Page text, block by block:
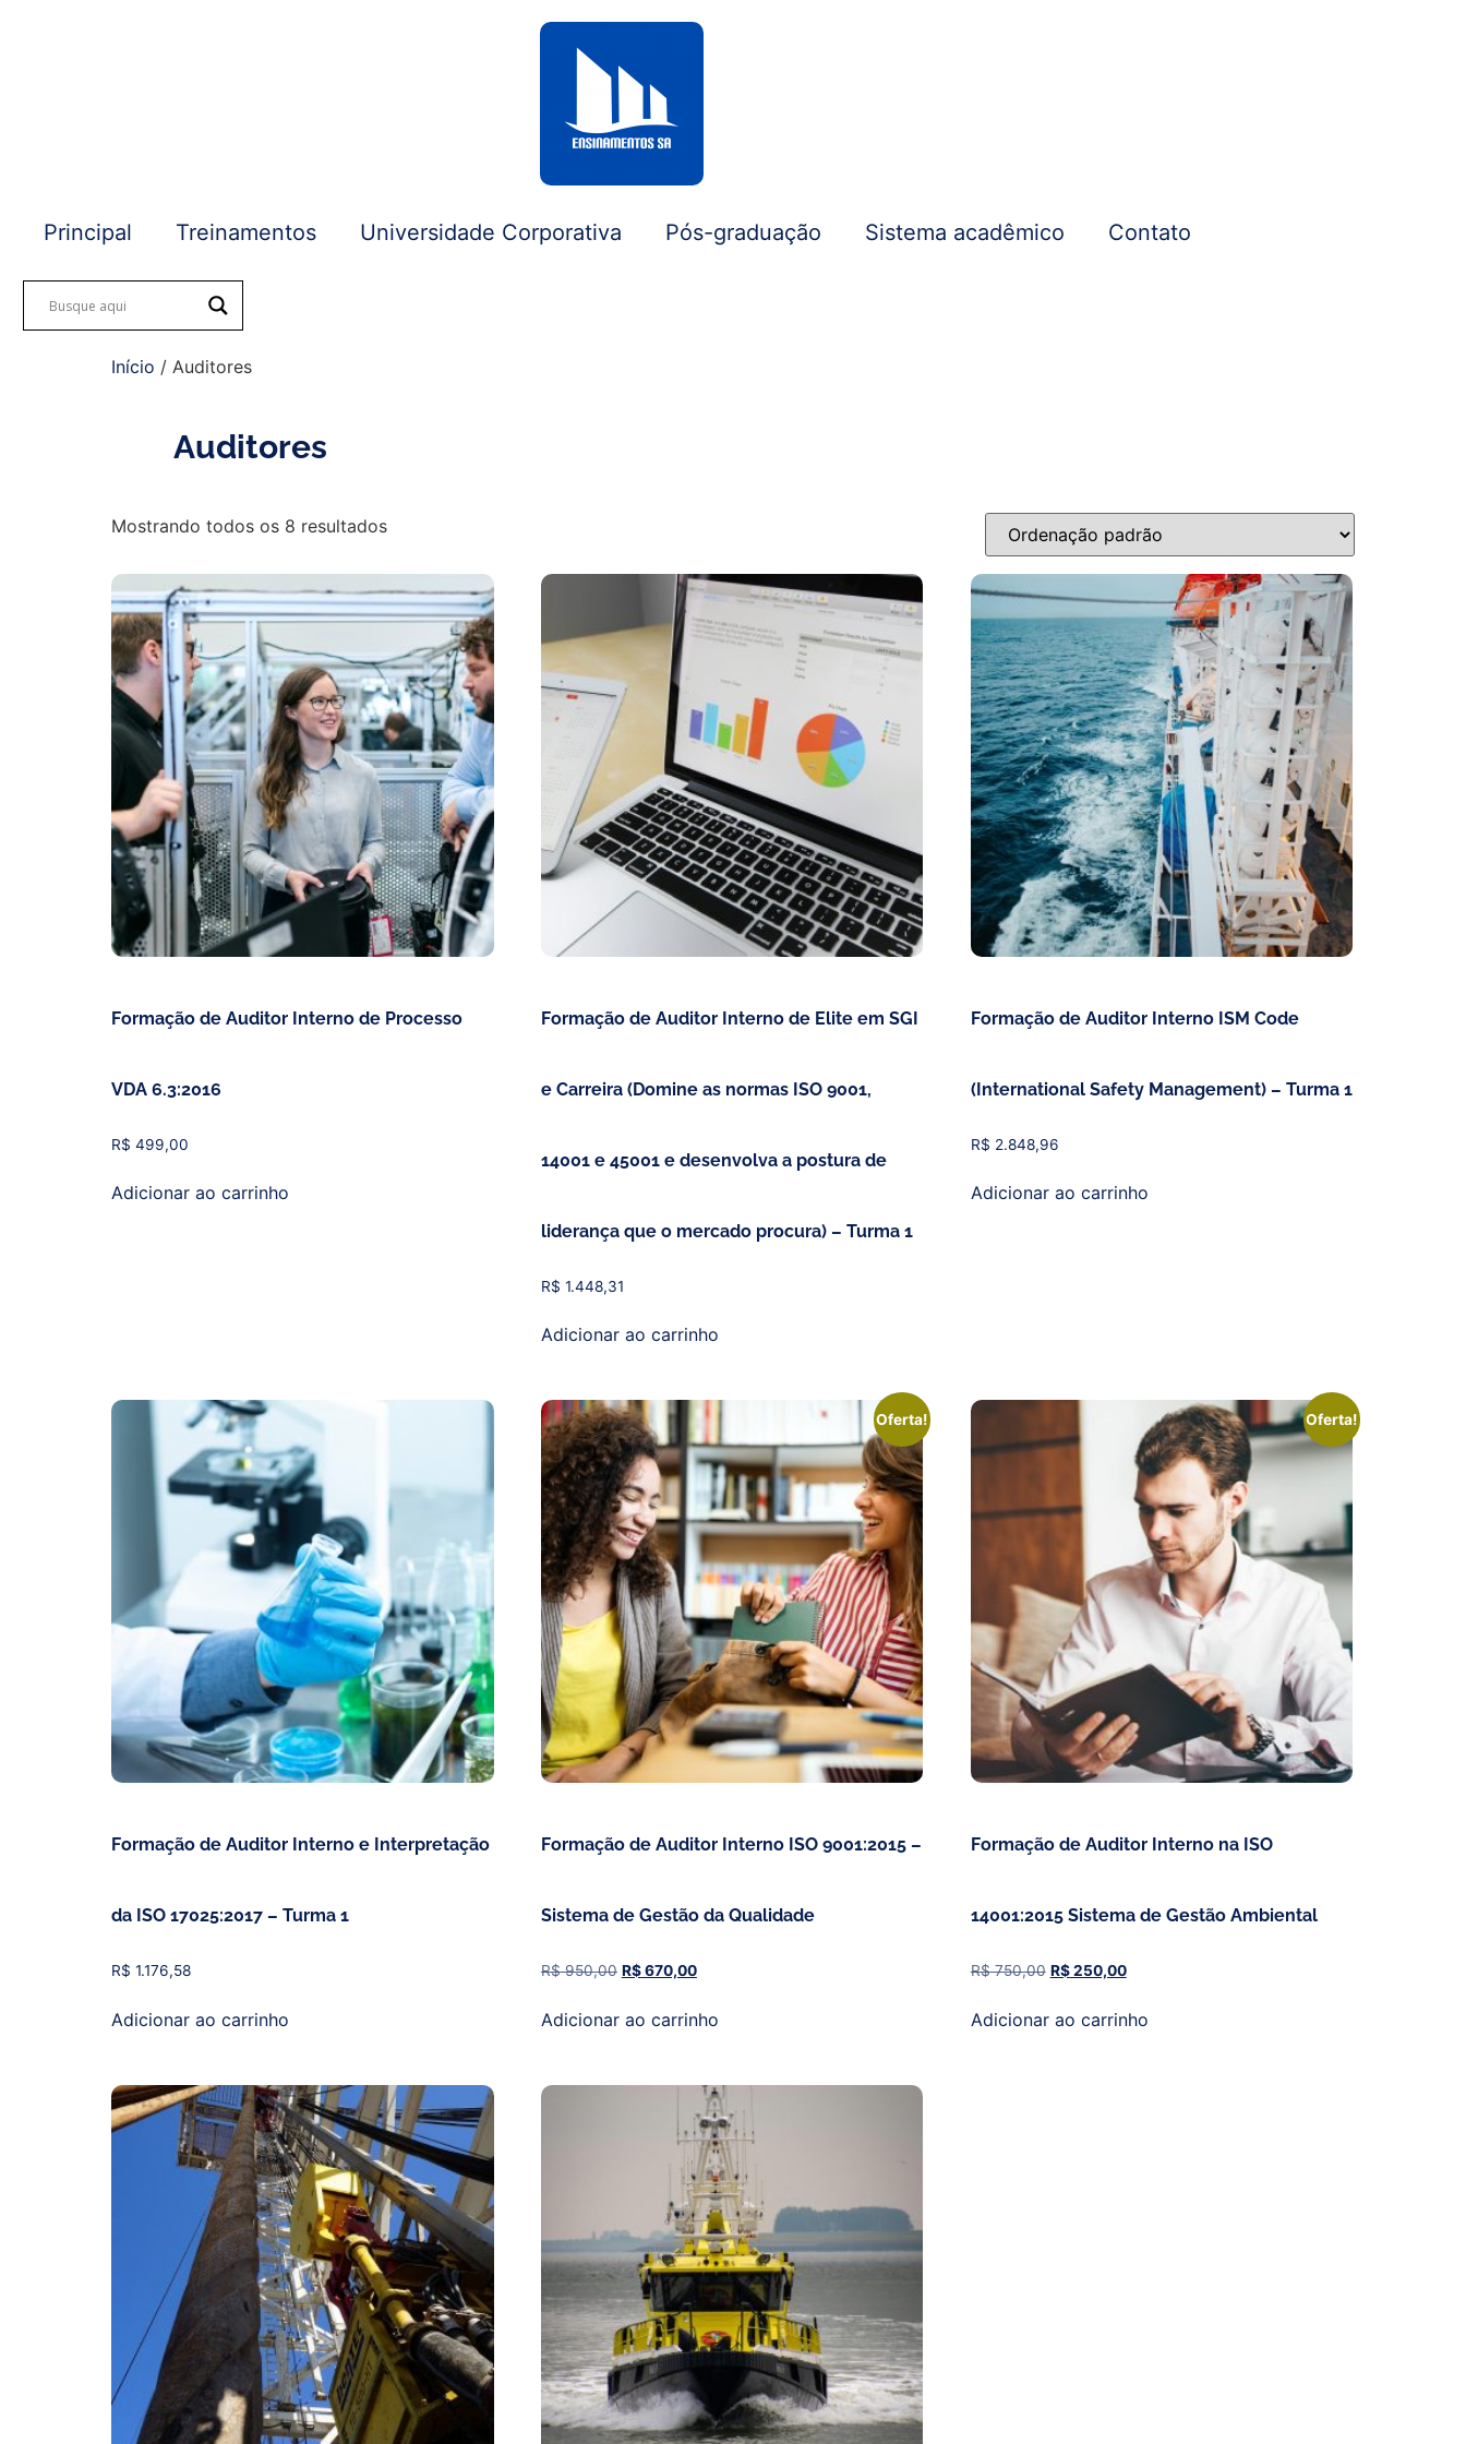
Principal Treinamentos Universidade Corporativa Pós-graduação Sistema acadêmico Contato
Início / Auditores
Auditores
Mostrando todos os 8 resultados
Formação de Auditor Interno de Processo
VDA 6.3:2016
R$ 499,00
Adicionar ao carrinho
Formação de Auditor Interno de Elite em SGI
e Carreira (Domine as normas ISO 9001,
14001 e 45001 e desenvolva a postura de
liderança que o mercado procura) – Turma 1
R$ 1.448,31
Adicionar ao carrinho
Formação de Auditor Interno ISM Code
(International Safety Management) – Turma 1
R$ 2.848,96
Adicionar ao carrinho
Formação de Auditor Interno e Interpretação
da ISO 17025:2017 – Turma 1
R$ 1.176,58
Adicionar ao carrinho
Oferta!
Formação de Auditor Interno ISO 9001:2015 –
Sistema de Gestão da Qualidade
R$950,00 R$670,00
Adicionar ao carrinho
Oferta!
Formação de Auditor Interno na ISO
14001:2015 Sistema de Gestão Ambiental
R$750,00 R$250,00
Adicionar ao carrinho